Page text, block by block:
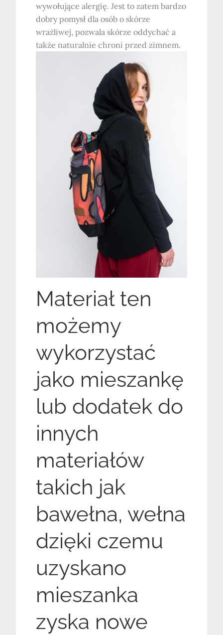
wywołujące alergię. Jest to zatem bardzo
dobry pomysł dla osób o skórze
wrażliwej, pozwala skórze oddychać a
także naturalnie chroni przed zimnem.
Materiał ten
możemy
wykorzystać
jako mieszankę
lub dodatek do
innych
materiałów
takich jak
bawełna, wełna
dzięki czemu
uzyskano
mieszanka
zyska nowe